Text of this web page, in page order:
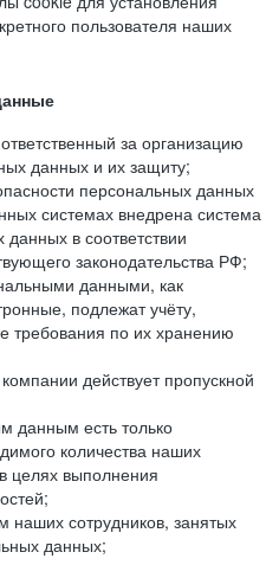
пользователя наших
за организацию
данных и их защиту;
персональных данных
системах внедрена система
в соответствии
законодательства РФ;
данными, как
подлежат учёту,
требования по их хранению
действует пропускной
данным есть только
количества наших
целях выполнения
наших сотрудников, занятых
данных;